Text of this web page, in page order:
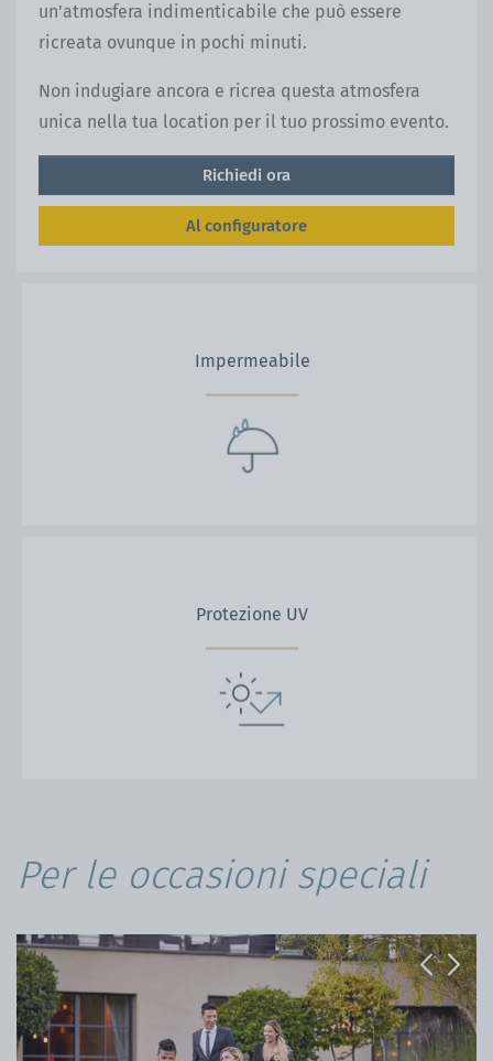
un'atmosfera indimenticabile che può essere
ricreata ovunque in pochi minuti.
Non indugiare ancora e ricrea questa atmosfera
unica nella tua location per il tuo prossimo evento.
Richiedi ora
Al configuratore
Impermeabile
Protezione UV
Per le occasioni speciali
Previous
Next